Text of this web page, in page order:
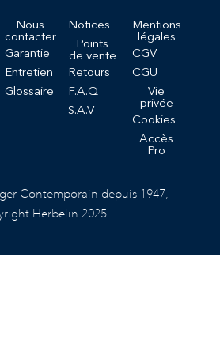
Nous
contacter
Garantie
Entretien
Glossaire
Notices
Points
de vente
Retours
F.A.Q
S.A.V
Mentions
légales
CGV
CGU
Vie
privée
Cookies
Accès
Pro
Contemporain depuis 1947,
Herbelin 2025.